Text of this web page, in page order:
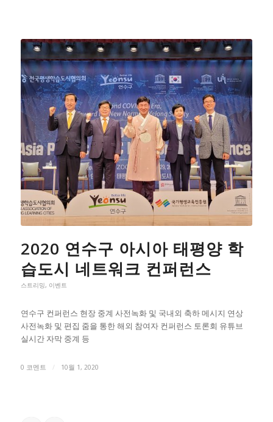
2020 연수구 아시아 태평양 학
습도시 네트워크 컨퍼런스
스트리밍, 이벤트
연수구 컨퍼런스 현장 중계 사전녹화 및 국내외 축하 메시지 연상
사전녹화 및 편집 줌을 통한 해외 참여자 컨퍼런스 토론회 유튜브
실시간 자막 중계 등
0 코멘트 / 10월 1, 2020